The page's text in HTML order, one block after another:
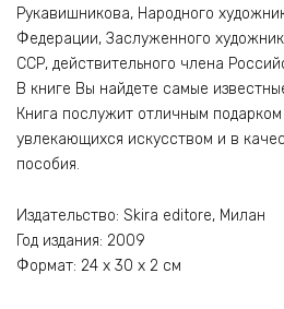
Рукавишникова, Народного
Федерации, Заслуженного
ССР, действительного члена
В книге Вы найдете самые
Книга послужит отличным
увлекающихся искусством и в
пособия.
Издательство: Skira editore, Милан
Год издания: 2009
Формат: 24 x 30 x 2 см